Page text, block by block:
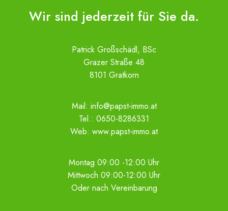
Wir sind jederzeit für Sie da.
Patrick Großschädl, BSc
Grazer Straße 48
8101 Gratkorn
Mail: info@papst-immo.at
Tel.: 0650-8286331
Web: www.papst-immo.at
Montag 09:00 -12:00 Uhr
Mittwoch 09:00-12:00 Uhr
Oder nach Vereinbarung